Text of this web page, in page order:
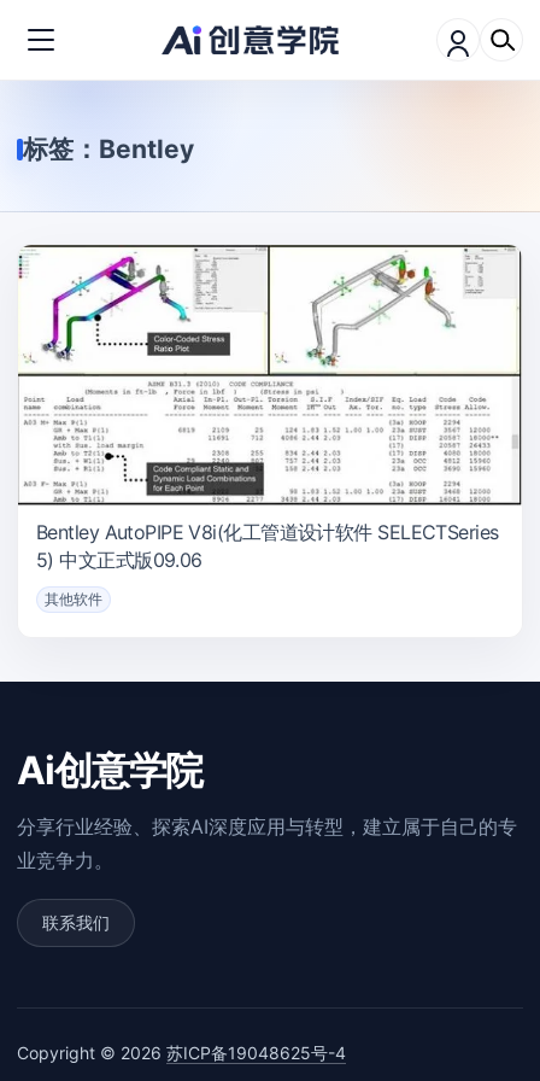
标签： Bentley
Bentley AutoPIPE V8i(化工管道设计软件 SELECTSeries
5) 中文正式版09.06
其他软件
Ai创意学院
分享行业经验、探索AI深度应用与转型，建立属于自己的专
业竞争力。
联系我们
Copyright © 2026 苏ICP备19048625号-4